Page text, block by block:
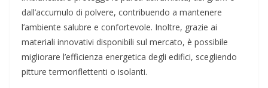
dall’accumulo di polvere, contribuendo a mantenere
l’ambiente salubre e confortevole. Inoltre, grazie ai
materiali innovativi disponibili sul mercato, è possibile
migliorare l’efficienza energetica degli edifici, scegliendo
pitture termoriflettenti o isolanti.